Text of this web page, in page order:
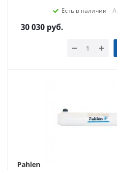
Есть в наличии
30 030 руб.
Pahlen